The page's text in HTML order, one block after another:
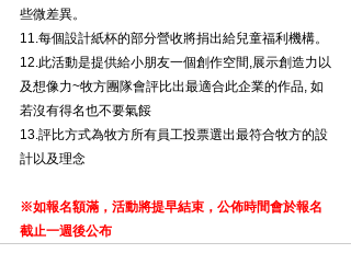
些微差異。
11.每個設計紙杯的部分營收將捐出給兒童福利機構。
12.此活動是提供給小朋友一個創作空間,展示創造力以
及想像力~牧方團隊會評比出最適合此企業的作品, 如
若沒有得名也不要氣餒
13.評比方式為牧方所有員工投票選出最符合牧方的設
計以及理念
※如報名額滿，活動將提早結束，公佈時間會於報名
截止一週後公布